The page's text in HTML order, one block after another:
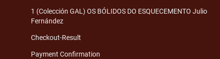
1 (Colección GAL) OS BÓLIDOS DO ESQUECEMENTO Julio
Fernández
Checkout-Result
Payment Confirmation